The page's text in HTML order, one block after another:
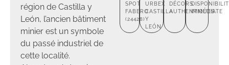
région de Castilla y
León, l’ancien bâtiment
minier est un symbole
du passé industriel de
cette localité.
SPOT
FABERO
(24428)
URBEX
CASTILLA
Y
LEÓN
DÉCORS
AUTHENTIQUES
IMMÉDIATE